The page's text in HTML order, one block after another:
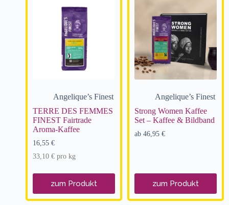
Angelique’s Finest
TERRE DES FEMMES
FINEST Fairtrade
Aroma-Kaffee
16,55 €
33,10 € pro kg
zum Produkt
Angelique’s Finest
Strong Women Kaffee
Set – Kaffee & Bildband
ab 46,95 €
zum Produkt